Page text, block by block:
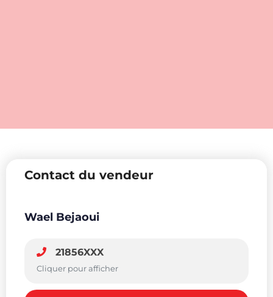
Contact du vendeur
Wael Bejaoui
21856XXX
Cliquer pour afficher